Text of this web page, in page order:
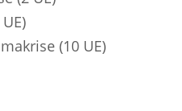
(10 UE)